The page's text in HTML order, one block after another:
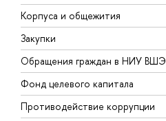
Корпуса и общежития
Закупки
Обращения граждан в НИУ ВШЭ
Фонд целевого капитала
Противодействие коррупции